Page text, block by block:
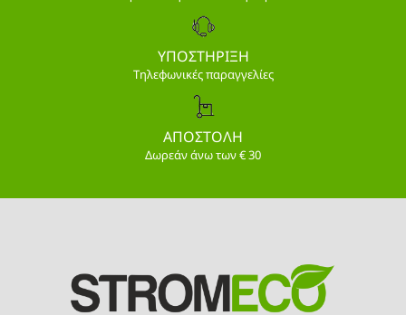
ΥΠΟΣΤΗΡΙΞΗ
Τηλεφωνικές παραγγελίες
ΑΠΟΣΤΟΛΗ
Δωρεάν άνω των € 30